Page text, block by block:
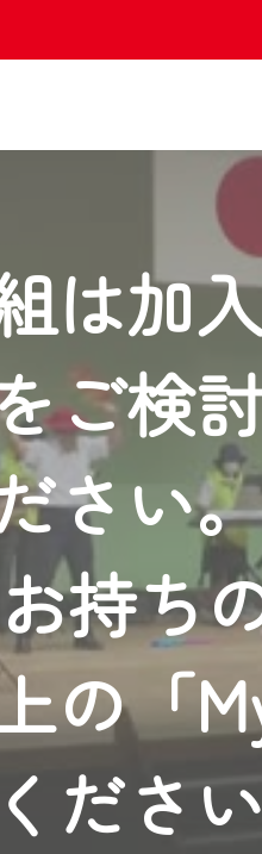
は加
ご検
さい
持ち
の「
ださい
『CCNet Web TV』は
り、お住まいの地域の
ブラウザから、いつで
リア20市町の地域情報
はご加入者様へのサー
を利用いただくには、
の加入と『CCNetマイ
承の程よろしくお願い
グインには、MyIDが必
Web TVを含むCCNet
ているメールアドレスで
のフリーメールアドレ
グイン・MyIDの新規登